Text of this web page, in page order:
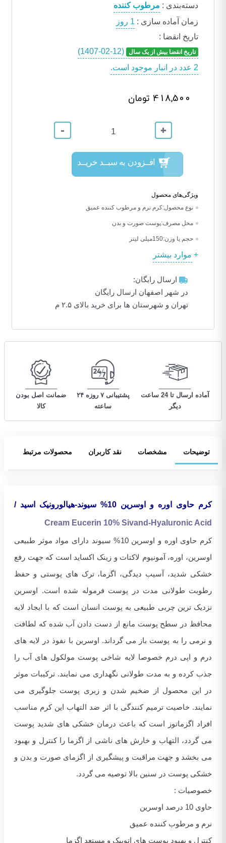
دسته‌بندی : مرطوب کننده
زمان آماده سازی : 1 روز
تاریخ انقضا :
تاریخ انقضا بیش از یک سال (1407-02-12)
2 عدد در انبار موجود است.
418,500 تومان
+
-
افــزودن به سبــد خریــد
ویژگی‌های محصول
نوع محصول:کرم نرم و مرطوب کننده عمیق
محل مصرف:پوست صورت و بدن
حجم یا وزن:150میلی لیتر
موارد بیشتر
ارسال رایگان:
در شهر اصفهان ارسال رایگان
تهران و شهرستان ها برای خرید بالای ۲.۵ م
آماده ارسال تا 24 ساعت
دیگر
پشتیبانی ۷ روزه ۲۴
ساعته
ضمانت اصل بودن
کالا
توضیحات مشخصات نقد کاربران محصولات مرتبط
کرم حاوی اوره و اوسرین 10% سیوند-هیالورونیک اسید /
Cream Eucerin 10% Sivand-Hyaluronic Acid
کرم حاوی اوره و اوسرین 10% سیوند دارای مواد موثر طبیعی
اوسرین، اوره، آمونیوم لاکتات و زینک اکساید است که جهت رفع
خشکی شدید، آسیب دیدگی، اگزما، ترک های پوستی و حفظ
رطوبت طولانی مدت در پوست فرموله شده است. اوسرین
نزدیک ترین چربی طبیعی به پوست انسان است که با ایجاد لایه
محافظ در سطح پوست مانع از دست دادن آب شده که لطافت
و نرمی را به پوست باز می گرداند. اوسرین با نفوذ در لایه های
درم و اپی درم خصوصا لایه شاخی پوست مولکول های آب را
جذب کرده و به مدت طولانی نگهداری می نمایند. ترکیبات موثر
در این محصول از ضخیم شدن و زبری پوست جلوگیری می
نمایند. خاصیت ترمیم کنندگی با اثر ضد التهاب این کرم مناسب
افراد اگزماتوز است که باعث درمان خشکی های شدید پوست
می گردد، التهاب و خارش های ناشی از اگزما را کنترل و بهبود
می بخشد و جهت مراقبت و پیشگیری از اگزمای صورت و بدن و
خشکی پوست در سنین بالا توصیه می گردد.
خصوصیات :
حاوی 10 درصد اوسرین
نرم و مرطوب کننده عمیق
کنترل و بهبود پوست های اتوپیک و مستعد اگزما